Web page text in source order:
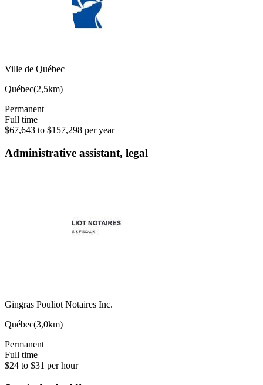
Ville de Québec
Québec(2,5km)
Permanent
Full time
$67,643 to $157,298 per year
Administrative assistant, legal
Gingras Pouliot Notaires Inc.
Québec(3,0km)
Permanent
Full time
$24 to $31 per hour